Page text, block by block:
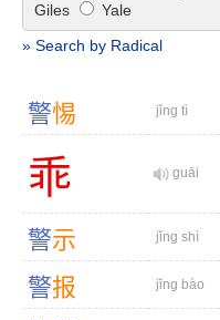
Giles
Yale
» Search by Radical
警惕 jǐng tì
乖 guāi
警示 jǐng shì
警报 jǐng bào